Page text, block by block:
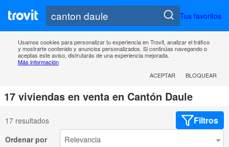
Tus favoritos
Usamos cookies para personalizar tu experiencia en Trovit, analizar el tráfico
y mostrarte contenido y anuncios personalizados. Si continúas navegando o
aceptas este aviso, disfrutarás de una experiencia mejorada.
Más información
ACEPTAR
BLOQUEAR
17 viviendas en venta en Cantón Daule
17 resultados Filtros
Ordenar por